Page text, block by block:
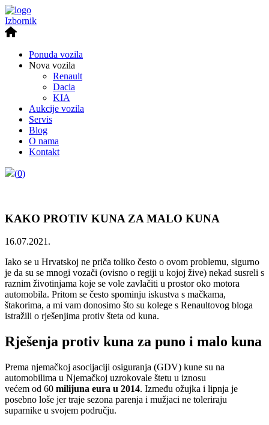
Izbornik
Ponuda vozila
Nova vozila
Renault
Dacia
KIA
Aukcije vozila
Servis
Blog
O nama
Kontakt
(0)
KAKO PROTIV KUNA ZA MALO KUNA
16.07.2021.
Iako se u Hrvatskoj ne priča toliko često o ovom problemu, sigurno
je da su se mnogi vozači (ovisno o regiji u kojoj žive) nekad susreli s
raznim životinjama koje se vole zavlačiti u prostor oko motora
automobila. Pritom se često spominju iskustva s mačkama,
štakorima, a mi vam donosimo što su kolege s Renaultovog bloga
istražili o rješenjima protiv šteta od kuna.
Rješenja protiv kuna za puno i malo kuna
Prema njemačkoj asocijaciji osiguranja (GDV) kune su na
automobilima u Njemačkoj uzrokovale štetu u iznosu
većem od 60 milijuna eura u 2014. Između ožujka i lipnja je
posebno loše jer traje sezona parenja i mužjaci ne toleriraju
suparnike u svojem području.